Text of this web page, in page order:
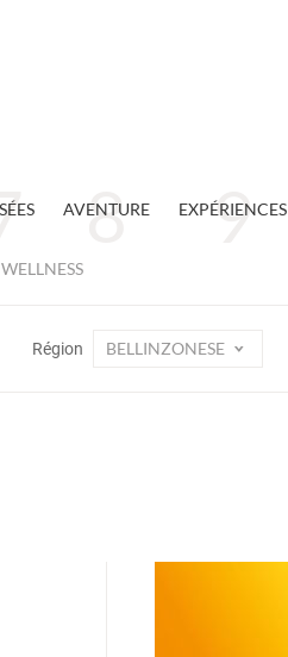
AVENTURE EXPÉRIENCES
WELLNESS
Région BELLINZONESE